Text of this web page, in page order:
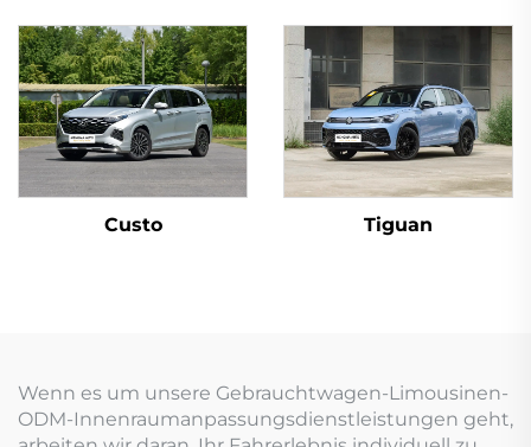
Custo Tiguan
Wenn es um unsere Gebrauchtwagen-Limousinen-
ODM-Innenraumanpassungsdienstleistungen geht,